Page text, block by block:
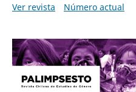
Ver revista
Número actual